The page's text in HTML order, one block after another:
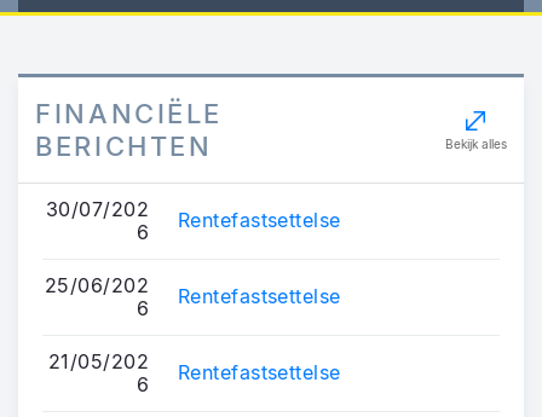
FINANCIËLE
BERICHTEN
Bekijk alles
30/07/202
6
Rentefastsettelse
25/06/202
6
Rentefastsettelse
21/05/202
6
Rentefastsettelse